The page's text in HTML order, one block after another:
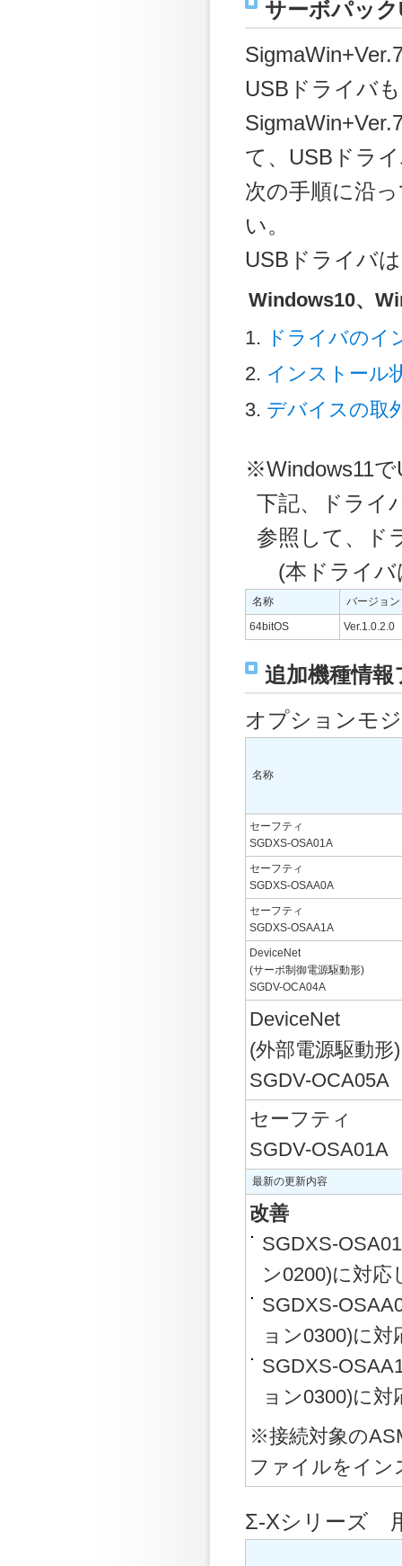
サーボパッ
USBドライバ
て、USBドラ
次の手順に沿
い。
USBドライバ
Windows10、
ドライバのイ
インストール
デバイスの取
※Windows11
下記、ドライ
参照して、ド
(本ドライバ
名称
バージョン
64bitOS
Ver.1.0.2.0
追加機種情
オプションモ
名称
セーフティ
SGDXS-OSA01A
セーフティ
SGDXS-OSAA0A
セーフティ
SGDXS-OSAA1A
DeviceNet
(サーボ制御電源駆動形)
SGDV-OCA04A
DeviceNet
(外部電源駆動形)
SGDV-OCA05A
セーフティ
SGDV-OSA01A
最新の更新内容
改善
SGDXS-
ン0200)に対応
SGDXS-
ョン0300)に
SGDXS-
ョン0300)に
※接続対象の
ファイルをイン
Σ-Xシリーズ